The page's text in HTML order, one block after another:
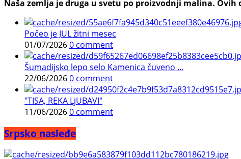
Naša zemlja je druga u svetu po proizvodnji malina.
Počeo je JUL žitni mesec
01/07/20260 comment
Šumadijsko lepo selo Kamenica čuveno ...
22/06/20260 comment
"TISA, REKA LjUBAVI"
11/06/20260 comment
Srpsko nasleđe